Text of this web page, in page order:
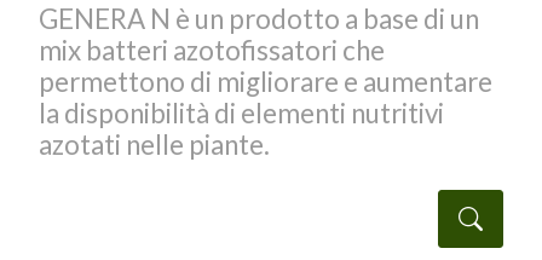
GENERA N è un prodotto a base di un
mix batteri azotofissatori che
permettono di migliorare e aumentare
la disponibilità di elementi nutritivi
azotati nelle piante.